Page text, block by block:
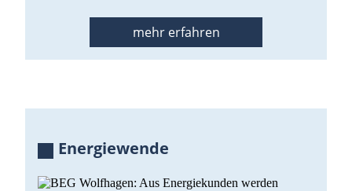
mehr erfahren
Energiewende